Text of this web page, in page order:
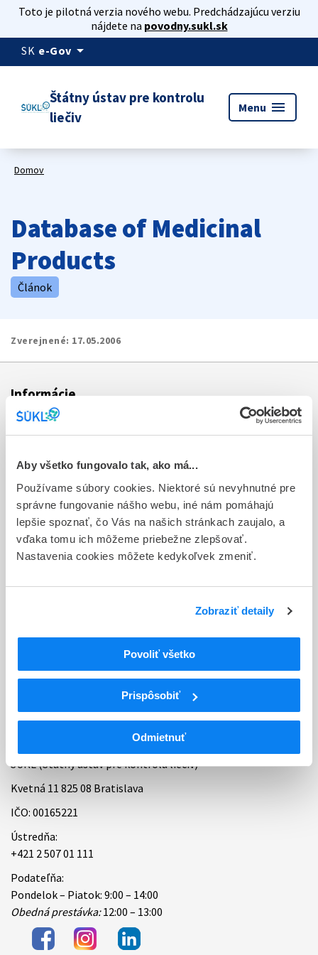
Aby všetko fungovalo tak, ako má...
Používame súbory cookies. Niektoré sú nevyhnutné pre
správne fungovanie nášho webu, iné nám pomáhajú
lepšie spoznať, čo Vás na našich stránkach zaujalo, a
vďaka tomu ich môžeme priebežne zlepšovať.
Nastavenia cookies môžete kedykoľvek zmeniť.
Zobraziť detaily
Povoliť všetko
Prispôsobiť
Odmietnuť
Toto je pilotná verzia nového webu. Predchádzajúcu verziu
nájdete na povodny.sukl.sk
SK e-Gov arrow_drop_down
Štátny ústav pre kontrolu
liečiv
Menu menu
Domov
Database of Medicinal
Products
Článok
Zverejnené: 17.05.2006
Informácie
Aktuality
Dotazník spokojnosti zákazníka
Sťažnosti a petície
Poskytovanie informácií
Ochrana osobných údajov
Úradné hodiny
Kontakt
ŠÚKL (Štátny ústav pre kontrolu liečiv)
Kvetná 11 825 08 Bratislava
IČO: 00165221
Ústredňa:
+421 2 507 01 111
Podateľňa:
Pondelok – Piatok: 9:00 – 14:00
Obedná prestávka:12:00 – 13:00